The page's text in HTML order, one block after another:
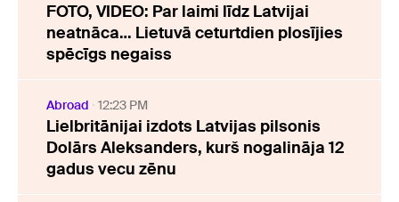
FOTO, VIDEO: Par laimi līdz Latvijai
neatnāca… Lietuvā ceturtdien plosījies
spēcīgs negaiss
Abroad 12:23 PM
Lielbritānijai izdots Latvijas pilsonis
Dolārs Aleksanders, kurš nogalināja 12
gadus vecu zēnu